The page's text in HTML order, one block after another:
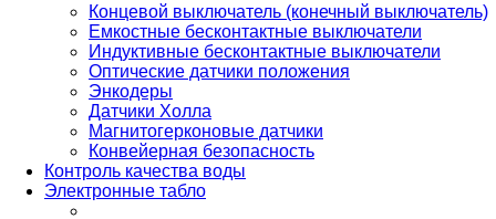
Концевой выключатель (конечный выключатель)
Емкостные бесконтактные выключатели
Индуктивные бесконтактные выключатели
Оптические датчики положения
Энкодеры
Датчики Холла
Магнитогерконовые датчики
Конвейерная безопасность
Контроль качества воды
Электронные табло